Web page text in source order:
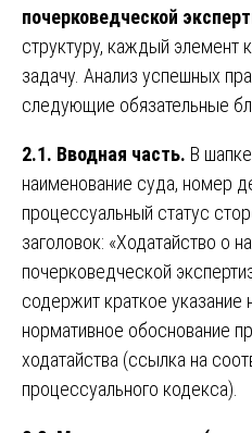
почерковедческой
структуру, каждый элемент
задачу. Анализ успешных
следующие обязательные
2.1. Вводная часть. В
наименование суда, номер
процессуальный статус
заголовок: «Ходатайство о
почерковедческой
содержит краткое указание
нормативное обоснование
ходатайства (ссылка на
процессуального кодекса).